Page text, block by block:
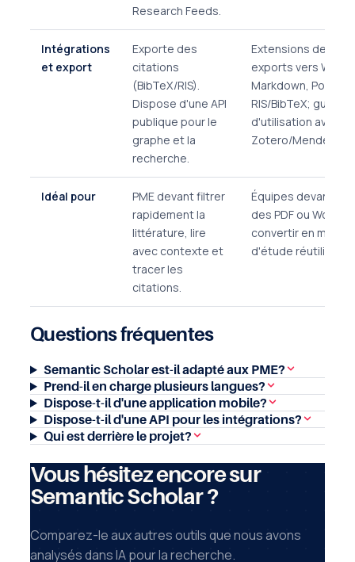
Research Feeds.
Intégrations
et export
Exporte des
citations
(BibTeX/RIS).
Dispose d'une API
publique pour le
graphe et la
recherche.
Extensions de
exports vers Word,
Markdown,
RIS/BibTeX; guide
d'utilisation avec
Zotero/Mendeley/
Idéal pour
PME devant filtrer
rapidement la
littérature, lire
avec contexte et
tracer les
citations.
Équipes devant
des PDF ou Word
convertir en
d'étude
Questions fréquentes
Semantic Scholar est-il adapté aux PME?
Prend-il en charge plusieurs langues?
Dispose-t-il d'une application mobile?
Dispose-t-il d'une API pour les intégrations?
Qui est derrière le projet?
Vous hésitez encore sur
Semantic Scholar ?
Comparez-le aux autres outils que nous avons
analysés dans IA pour la recherche.